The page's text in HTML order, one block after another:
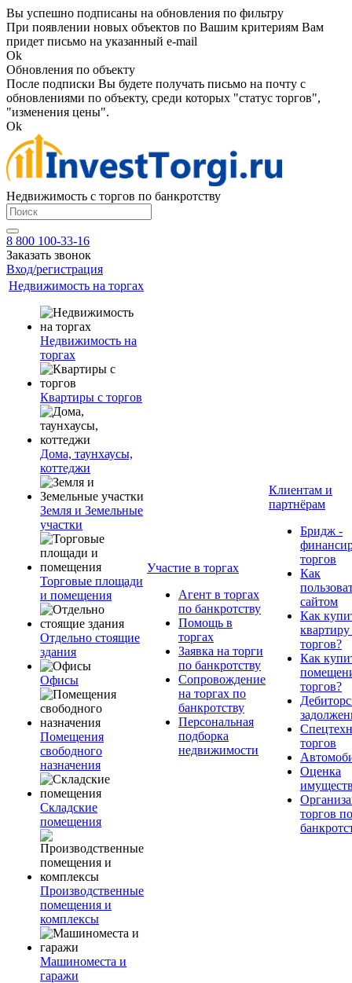
Вы успешно подписаны на обновления по фильтру
При появлении новых объектов по Вашим критериям Вам
придет письмо на указанный e-mail
Ok
Обновления по объекту
После подписки Вы будете получать письмо на почту с
обновлениями по объекту, среди которых "статус торгов",
"изменения цены".
Ok
Недвижимость с торгов по банкротству
8 800 100-33-16
Заказать звонок
Вход/регистрация
Недвижимость на торгах
Недвижимость на
торгах
Квартиры с торгов
Дома, таунхаусы,
коттеджи
Земля и Земельные
участки
Торговые площади
и помещения
Отдельно стоящие
здания
Офисы
Помещения
свободного
назначения
Складские
помещения
Производственные
помещения и
комплексы
Машиноместа и
гаражи
Участие в торгах
Агент в торгах
по банкротству
Помощь в
торгах
Заявка на торги
по банкротству
Сопровождение
на торгах по
банкротству
Персональная
подборка
недвижимости
Клиентам и
партнёрам
Бридж -
торгов
Как
сайтом
Как
квартиру
торгов?
Как
торгов?
торгов
Оценка
торгов по